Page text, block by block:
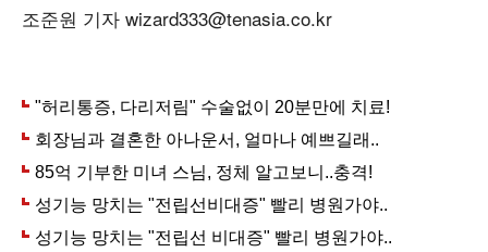
조준원 기자 wizard333@tenasia.co.kr